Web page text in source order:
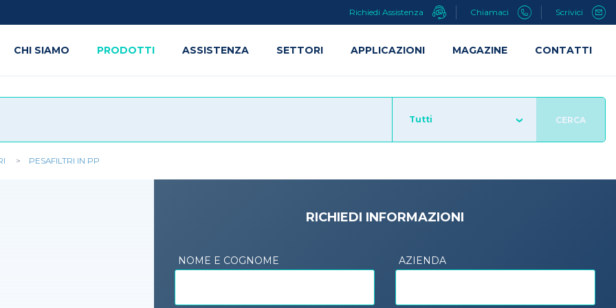
Tutti CERCA
PESAFILTRI IN PP
RICHIEDI INFORMAZIONI
NOME E COGNOME AZIENDA
Richiedi Assistenza Chiamaci Scrivici
CHI SIAMO PRODOTTI ASSISTENZA SETTORI APPLICAZIONI MAGAZINE CONTATTI